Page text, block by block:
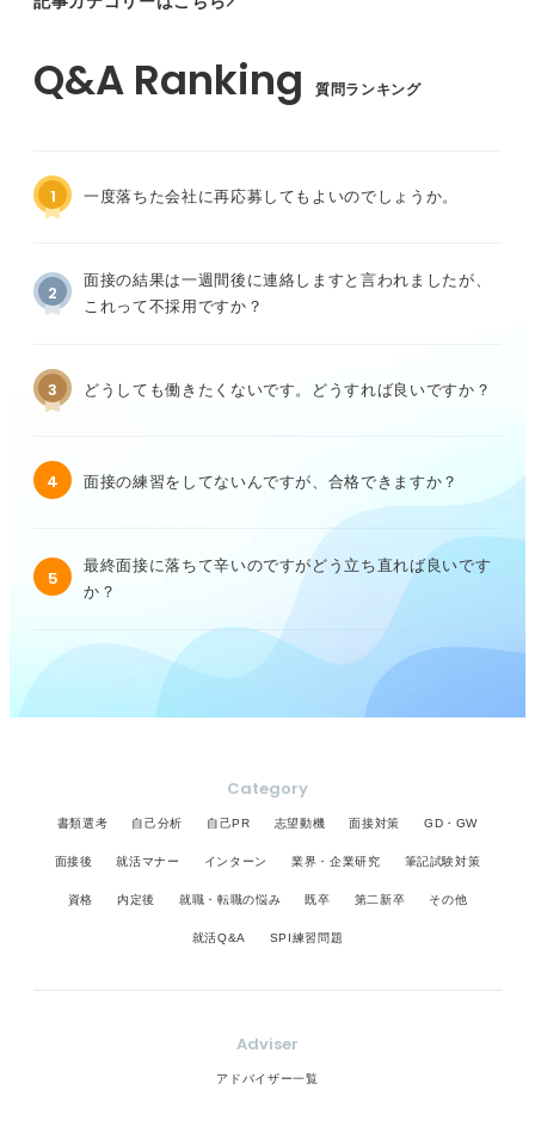
質問ランキング
1 一度落ちた会社に再応募してもよいのでしょうか。
2
面接の結果は一週間後に連絡しますと言われましたが、
これって不採用ですか？
3 どうしても働きたくないです。どうすれば良いですか？
4 面接の練習をしてないんですが、合格できますか？
5
最終面接に落ちて辛いのですがどう立ち直れば良いです
か？
Category
書類選考 自己分析 自己PR 志望動機 面接対策 GD・GW
面接後 就活マナー インターン 業界・企業研究 筆記試験対策
資格 内定後 就職・転職の悩み 既卒 第二新卒 その他
就活Q&A SPI練習問題
Adviser
アドバイザー一覧